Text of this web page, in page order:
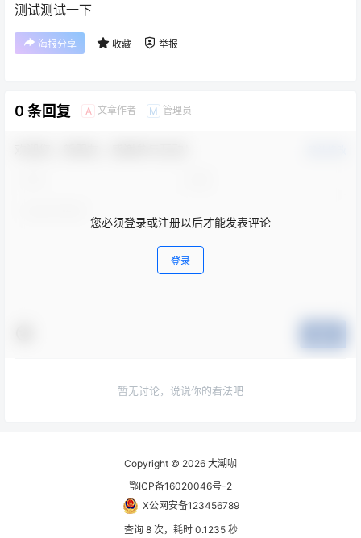
测试测试一下
海报分享 收藏 举报
0 条回复 A 文章作者 M 管理员
您必须登录或注册以后才能发表评论
登录
暂无讨论，说说你的看法吧
Copyright © 2026 大潮咖
鄂ICP备16020046号-2
X公网安备123456789
查询 8 次，耗时 0.1235 秒